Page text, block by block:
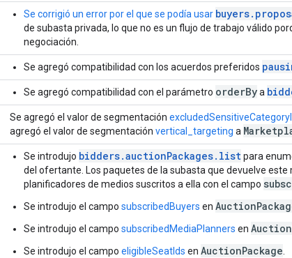
Se corrigió un error por el que se podía usar
de subasta privada, lo que no es un flujo de trabajo válido
negociación.
Se agregó compatibilidad con los acuerdos preferidos
Se agregó compatibilidad con el parámetro orderBya
Se agregó el valor de segmentación
agregó el valor de segmentación vertical_targeting a
Se introdujo bidders.auctionPackages.listpara
del ofertante. Los paquetes de la subasta que devuelve este
planificadores de medios suscritos a ella con el campo
Se introdujo el campo subscribedBuyers en
Se introdujo el campo subscribedMediaPlanners en
Se introdujo el campo eligibleSeatIds en AuctionPackage